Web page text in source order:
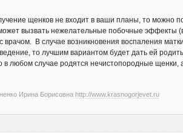
щенков не входит в ваши планы, то можно
вызвать нежелательные побочные эффекты
В случае возникновения воспаления
то лучшим вариантом будет дать ей родить.
в любом случае родятся нечистопородные щенки,
Ирина Борисовна http://www.krasnogorjevet.ru